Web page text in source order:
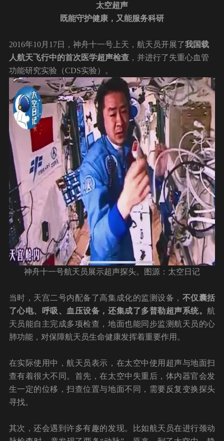
太空超声
既能守护健康，又能服务科研
2016年10月17日，神舟十一号上天，航天员开展了我国载
人航天飞行中的首次医学超声检查，并进行了失重心血管
功能研究实验（CDS实验）。
神舟十一号航天员展示超声探头。图源：太空日记
当时，天宫二号内配备了高集成化的监测设备， 不仅囊括
了心电、呼吸、血压设备，还集成了多普勒超声系统。航
天员能自主完成多项检查，地面也能同步监测航天员的心
肺功能，对保障航天员生命健康发挥着重要作用。
在实际使用中，航天员表示，在太空中使用超声与地面扫
查有着很大不同。首先，在太空中失重后，体内器官会发
生一定的位移，扫查位置与地面不同，需要反复变换探头
寻找。
其次，还会遇到许多有趣的发现。比如航天员在进行颈动